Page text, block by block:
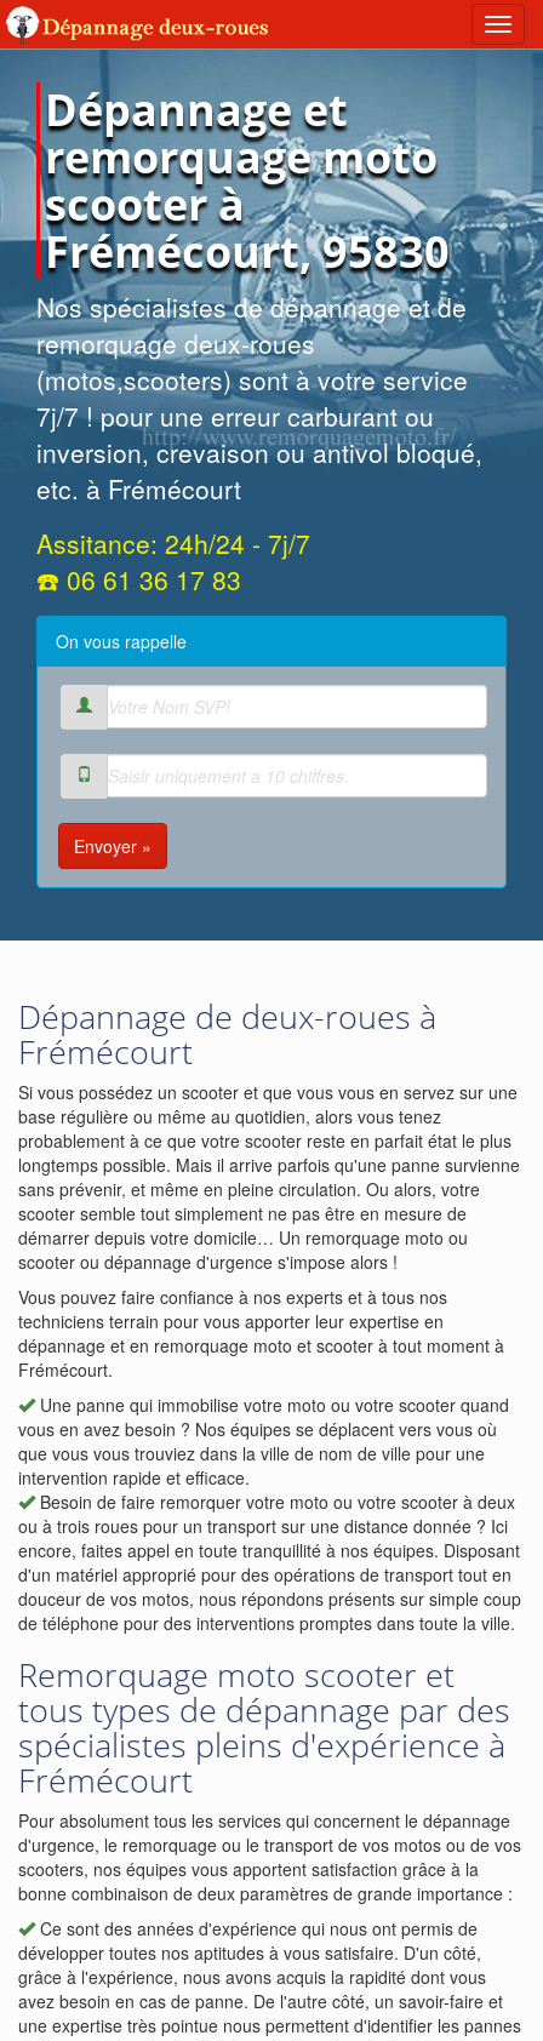
Dépannage et
remorquage moto
scooter à
Frémécourt, 95830
Nos spécialistes de dépannage et de
remorquage deux-roues
(motos,scooters) sont à votre service
7j/7 ! pour une erreur carburant ou
inversion, crevaison ou antivol bloqué,
etc. à Frémécourt
Assitance: 24h/24 - 7j/7
☎️ 06 61 36 17 83
On vous rappelle
Envoyer »
Dépannage de deux-roues à
Frémécourt
Si vous possédez un scooter et que vous vous en servez sur une
base régulière ou même au quotidien, alors vous tenez
probablement à ce que votre scooter reste en parfait état le plus
longtemps possible. Mais il arrive parfois qu'une panne survienne
sans prévenir, et même en pleine circulation. Ou alors, votre
scooter semble tout simplement ne pas être en mesure de
démarrer depuis votre domicile… Un remorquage moto ou
scooter ou dépannage d'urgence s'impose alors !
Vous pouvez faire confiance à nos experts et à tous nos
techniciens terrain pour vous apporter leur expertise en
dépannage et en remorquage moto et scooter à tout moment à
Frémécourt.
Une panne qui immobilise votre moto ou votre scooter quand
vous en avez besoin ? Nos équipes se déplacent vers vous où
que vous vous trouviez dans la ville de nom de ville pour une
intervention rapide et efficace.
Besoin de faire remorquer votre moto ou votre scooter à deux
ou à trois roues pour un transport sur une distance donnée ? Ici
encore, faites appel en toute tranquillité à nos équipes. Disposant
d'un matériel approprié pour des opérations de transport tout en
douceur de vos motos, nous répondons présents sur simple coup
de téléphone pour des interventions promptes dans toute la ville.
Remorquage moto scooter et
tous types de dépannage par des
spécialistes pleins d'expérience à
Frémécourt
Pour absolument tous les services qui concernent le dépannage
d'urgence, le remorquage ou le transport de vos motos ou de vos
scooters, nos équipes vous apportent satisfaction grâce à la
bonne combinaison de deux paramètres de grande importance :
Ce sont des années d'expérience qui nous ont permis de
développer toutes nos aptitudes à vous satisfaire. D'un côté,
grâce à l'expérience, nous avons acquis la rapidité dont vous
avez besoin en cas de panne. De l'autre côté, un savoir-faire et
une expertise très pointue nous permettent d'identifier les pannes